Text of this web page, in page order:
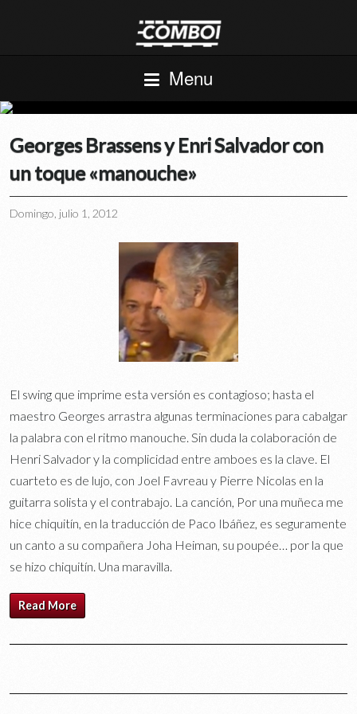
Menu
Georges Brassens y Enri Salvador con
un toque «manouche»
Domingo, julio 1, 2012
El swing que imprime esta versión es contagioso; hasta el
maestro Georges arrastra algunas terminaciones para cabalgar
la palabra con el ritmo manouche. Sin duda la colaboración de
Henri Salvador y la complicidad entre amboes es la clave. El
cuarteto es de lujo, con Joel Favreau y Pierre Nicolas en la
guitarra solista y el contrabajo. La canción, Por una muñeca me
hice chiquitín, en la traducción de Paco Ibáñez, es seguramente
un canto a su compañera Joha Heiman, su poupée… por la que
se hizo chiquitín. Una maravilla.
Read More